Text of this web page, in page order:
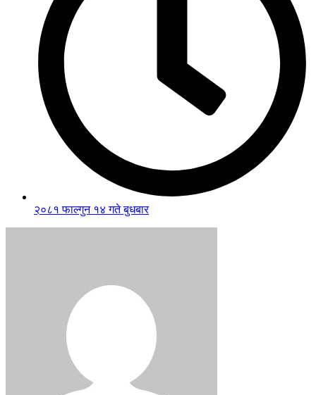
२०८१ फाल्गुन १४ गते बुधबार